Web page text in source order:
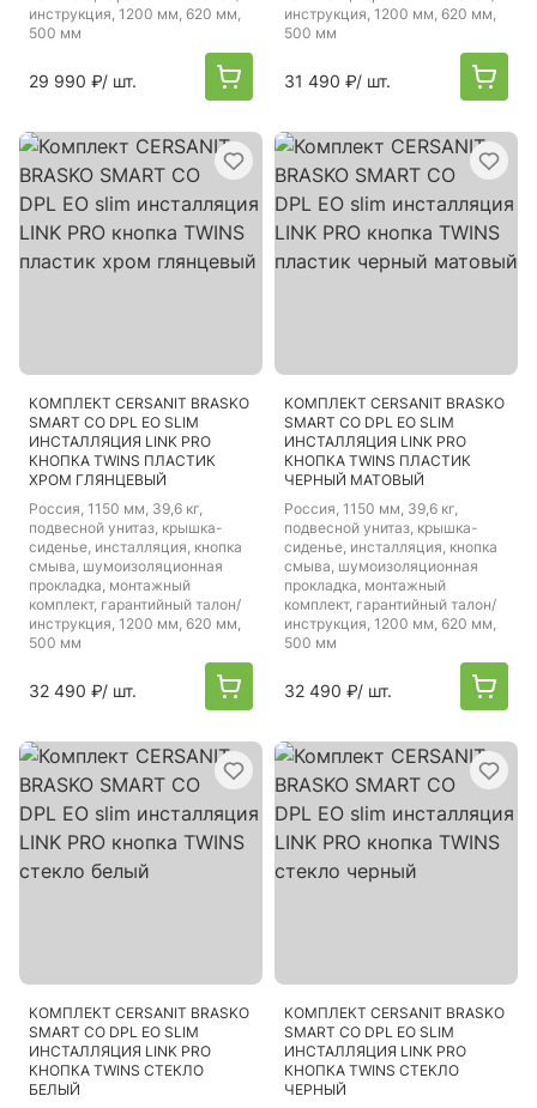
инструкция, 1200 мм, 620 мм,
500 мм
29 990 ₽/ шт.
инструкция, 1200 мм, 620 мм,
500 мм
31 490 ₽/ шт.
КОМПЛЕКТ CERSANIT BRASKO
SMART CO DPL EO SLIM
ИНСТАЛЛЯЦИЯ LINK PRO
КНОПКА TWINS ПЛАСТИК
ХРОМ ГЛЯНЦЕВЫЙ
Россия, 1150 мм, 39,6 кг,
подвесной унитаз, крышка-
сиденье, инсталляция, кнопка
смыва, шумоизоляционная
прокладка, монтажный
комплект, гарантийный талон/
инструкция, 1200 мм, 620 мм,
500 мм
32 490 ₽/ шт.
КОМПЛЕКТ CERSANIT BRASKO
SMART CO DPL EO SLIM
ИНСТАЛЛЯЦИЯ LINK PRO
КНОПКА TWINS ПЛАСТИК
ЧЕРНЫЙ МАТОВЫЙ
Россия, 1150 мм, 39,6 кг,
подвесной унитаз, крышка-
сиденье, инсталляция, кнопка
смыва, шумоизоляционная
прокладка, монтажный
комплект, гарантийный талон/
инструкция, 1200 мм, 620 мм,
500 мм
32 490 ₽/ шт.
КОМПЛЕКТ CERSANIT BRASKO
SMART CO DPL EO SLIM
ИНСТАЛЛЯЦИЯ LINK PRO
КНОПКА TWINS СТЕКЛО
БЕЛЫЙ
КОМПЛЕКТ CERSANIT BRASKO
SMART CO DPL EO SLIM
ИНСТАЛЛЯЦИЯ LINK PRO
КНОПКА TWINS СТЕКЛО
ЧЕРНЫЙ